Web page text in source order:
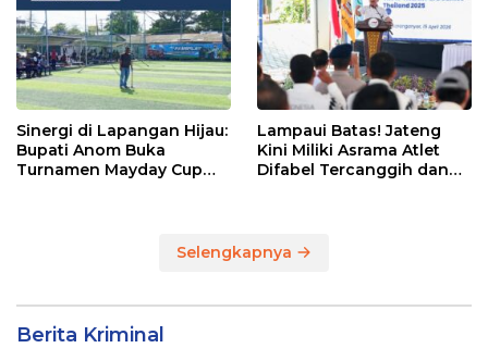
Sinergi di Lapangan Hijau:
Bupati Anom Buka
Turnamen Mayday Cup
Lampaui Batas! Jateng
Kini Miliki Asrama Atlet
Difabel Tercanggih dan
Selengkapnya
Berita Kriminal